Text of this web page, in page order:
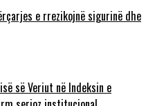
e rrezikojnë sigurinë dhe
së Veriut në Indeksin e